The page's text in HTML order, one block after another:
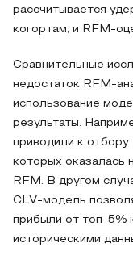
рассчитывается
когортам, и
Сравнительные
недостаток RFM-
использование
результаты.
приводили к отбору
которых оказалась
RFM. В другом
CLV‑модель
прибыли от топ‑5%
историческими